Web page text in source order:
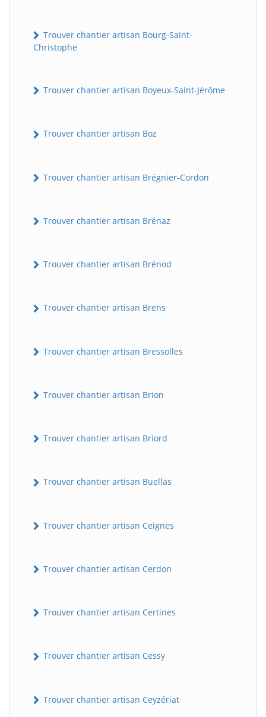
Trouver chantier artisan Bourg-Saint-
Christophe
Trouver chantier artisan Boyeux-Saint-Jérôme
Trouver chantier artisan Boz
Trouver chantier artisan Brégnier-Cordon
Trouver chantier artisan Brénaz
Trouver chantier artisan Brénod
Trouver chantier artisan Brens
Trouver chantier artisan Bressolles
Trouver chantier artisan Brion
Trouver chantier artisan Briord
Trouver chantier artisan Buellas
Trouver chantier artisan Ceignes
Trouver chantier artisan Cerdon
Trouver chantier artisan Certines
Trouver chantier artisan Cessy
Trouver chantier artisan Ceyzériat